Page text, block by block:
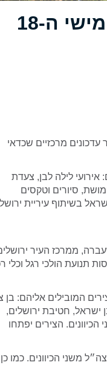
הסדרי תנועה ביום ירושלים, יום חמישי ה-18
עבורכם מספר עדכונים מרכזיים שכדאי
אירועי לילה לבן, צעדת
סיורים וטקסים
בשיתוף עיריית
ממרכז העיר
תנועת הולכי רגל וכלי
וכן הצירים המובילים אליהם: בן
ישראל, חטיבת ירושלים,
הצירים יפתחו
משני הכיוונים. כמו כן